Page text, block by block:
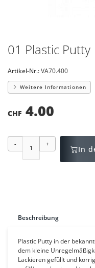
01 Plastic Putty
Artikel-Nr.:VA70.400
Weitere Informationen
CHF 4.00
- +
In
Beschreibung
Plastic Putty in der
dem kleine
Lackieren gefüllt und